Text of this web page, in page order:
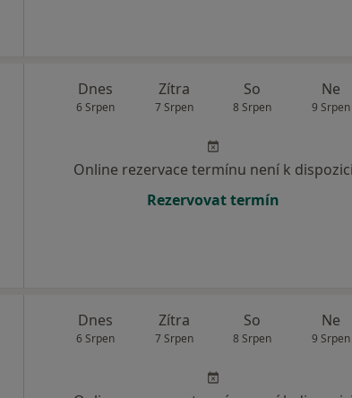
Dnes
6 Srpen
Zítra
7 Srpen
So
8 Srpen
Ne
9 Srpen
Online rezervace termínu není k dispozici
Rezervovat termín
Dnes
6 Srpen
Zítra
7 Srpen
So
8 Srpen
Ne
9 Srpen